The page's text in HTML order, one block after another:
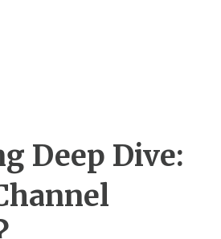
Deep Dive: